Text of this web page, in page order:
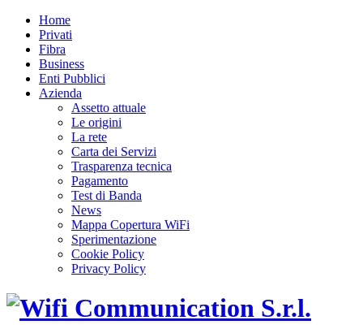
Home
Privati
Fibra
Business
Enti Pubblici
Azienda
Assetto attuale
Le origini
La rete
Carta dei Servizi
Trasparenza tecnica
Pagamento
Test di Banda
News
Mappa Copertura WiFi
Sperimentazione
Cookie Policy
Privacy Policy